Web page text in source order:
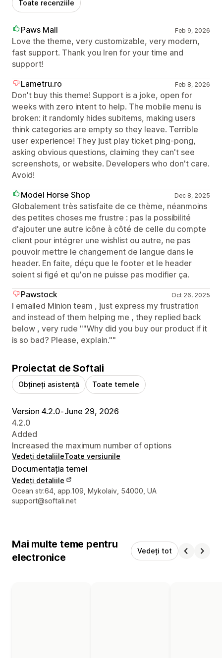
Toate recenziile
Paws Mall Feb 9, 2026
Love the theme, very customizable, very modern,
fast support. Thank you Iren for your time and
support!
Lametru.ro
Feb 8, 2026
Don't buy this theme! Support is a joke, open for
weeks with zero intent to help. The mobile menu is
broken: it randomly hides subitems, making users
think categories are empty so they leave. Terrible
user experience! They just play ticket ping-pong,
asking obvious questions, claiming they can't see
screenshots, or website. Developers who don't care.
Avoid!
Model Horse Shop
Dec 8, 2025
Globalement très satisfaite de ce thème, néanmoins
des petites choses me frustre : pas la possibilité
d'ajouter une autre icône à côté de celle du compte
client pour intégrer une wishlist ou autre, ne pas
pouvoir mettre le changement de langue dans le
header. En faite, déçu que le footer et le header
soient si figé et qu'on ne puisse pas modifier ça.
Pawstock
Oct 26, 2025
I emailed Minion team , just express my frustration
and instead of them helping me , they replied back
below , very rude ""Why did you buy our product if it
is so bad? Please, explain.""
Proiectat de Softali
Obțineți asistență Toate temele
Version 4.2.0•June 29, 2026
4.2.0
Added
Increased the maximum number of options
Vedeți detaliileToate versiunile
Documentația temei
Vedeți detaliile
Detaliile de contact ale designerului
Ocean str.64, app.109, Mykolaiv, 54000, UA
support@softali.net
Mai multe teme pentru
electronice
Vedeți tot